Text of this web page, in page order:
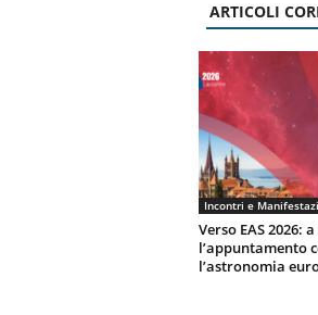
ARTICOLI
Incontri e
Verso EAS 2026:
l’appuntamento
l’astronomia